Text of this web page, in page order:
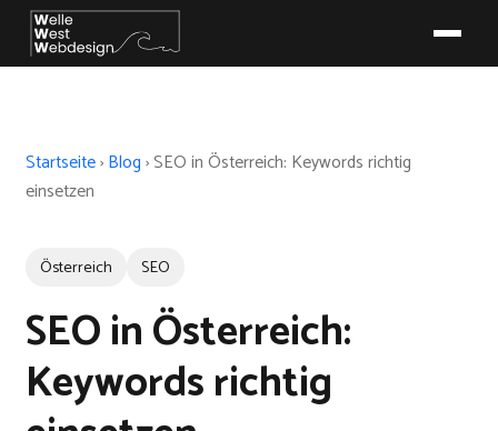
Startseite› Blog ›SEO in Österreich: Keywords richtig
einsetzen
Österreich SEO
SEO in Österreich:
Keywords richtig